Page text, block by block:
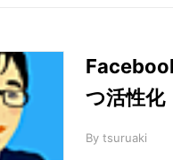
つ活性化
By tsuruaki